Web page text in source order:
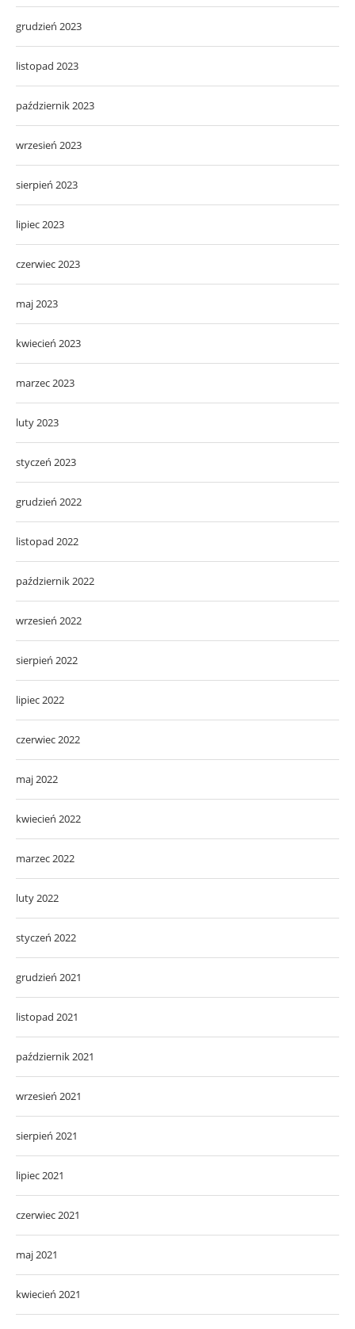
grudzień 2023
listopad 2023
październik 2023
wrzesień 2023
sierpień 2023
lipiec 2023
czerwiec 2023
maj 2023
kwiecień 2023
marzec 2023
luty 2023
styczeń 2023
grudzień 2022
listopad 2022
październik 2022
wrzesień 2022
sierpień 2022
lipiec 2022
czerwiec 2022
maj 2022
kwiecień 2022
marzec 2022
luty 2022
styczeń 2022
grudzień 2021
listopad 2021
październik 2021
wrzesień 2021
sierpień 2021
lipiec 2021
czerwiec 2021
maj 2021
kwiecień 2021